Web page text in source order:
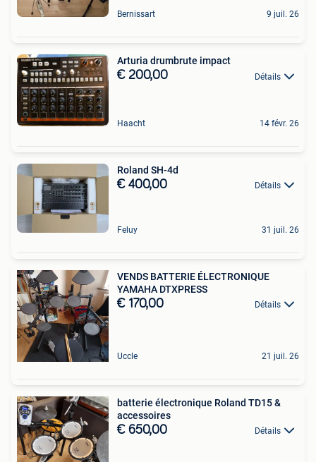
Bernissart 9 juil. 26
Arturia drumbrute impact
€ 200,00 Détails
Haacht 14 févr. 26
Roland SH-4d
€ 400,00 Détails
Feluy 31 juil. 26
VENDS BATTERIE ÉLECTRONIQUE
YAMAHA DTXPRESS
€ 170,00 Détails
Uccle 21 juil. 26
batterie électronique Roland TD15 &
accessoires
€ 650,00 Détails